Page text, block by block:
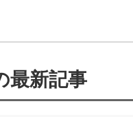
最新記事